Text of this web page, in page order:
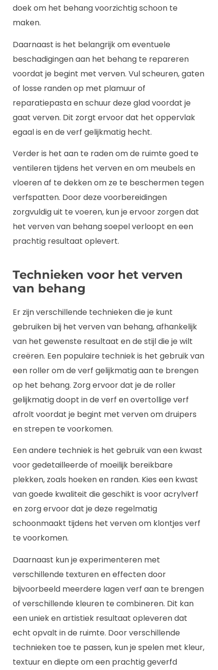
doek om het behang voorzichtig schoon te
maken.
Daarnaast is het belangrijk om eventuele
beschadigingen aan het behang te repareren
voordat je begint met verven. Vul scheuren, gaten
of losse randen op met plamuur of
reparatiepasta en schuur deze glad voordat je
gaat verven. Dit zorgt ervoor dat het oppervlak
egaal is en de verf gelijkmatig hecht.
Verder is het aan te raden om de ruimte goed te
ventileren tijdens het verven en om meubels en
vloeren af te dekken om ze te beschermen tegen
verfspatten. Door deze voorbereidingen
zorgvuldig uit te voeren, kun je ervoor zorgen dat
het verven van behang soepel verloopt en een
prachtig resultaat oplevert.
Technieken voor het verven
van behang
Er zijn verschillende technieken die je kunt
gebruiken bij het verven van behang, afhankelijk
van het gewenste resultaat en de stijl die je wilt
creëren. Een populaire techniek is het gebruik van
een roller om de verf gelijkmatig aan te brengen
op het behang. Zorg ervoor dat je de roller
gelijkmatig doopt in de verf en overtollige verf
afrolt voordat je begint met verven om druipers
en strepen te voorkomen.
Een andere techniek is het gebruik van een kwast
voor gedetailleerde of moeilijk bereikbare
plekken, zoals hoeken en randen. Kies een kwast
van goede kwaliteit die geschikt is voor acrylverf
en zorg ervoor dat je deze regelmatig
schoonmaakt tijdens het verven om klontjes verf
te voorkomen.
Daarnaast kun je experimenteren met
verschillende texturen en effecten door
bijvoorbeeld meerdere lagen verf aan te brengen
of verschillende kleuren te combineren. Dit kan
een uniek en artistiek resultaat opleveren dat
echt opvalt in de ruimte. Door verschillende
technieken toe te passen, kun je spelen met kleur,
textuur en diepte om een prachtig geverfd